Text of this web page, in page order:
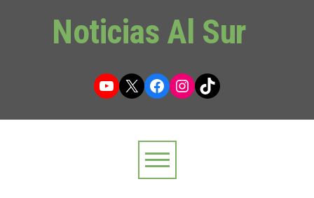
Noticias Al Sur
YouTube
X Facebook
Instagram
TikTok